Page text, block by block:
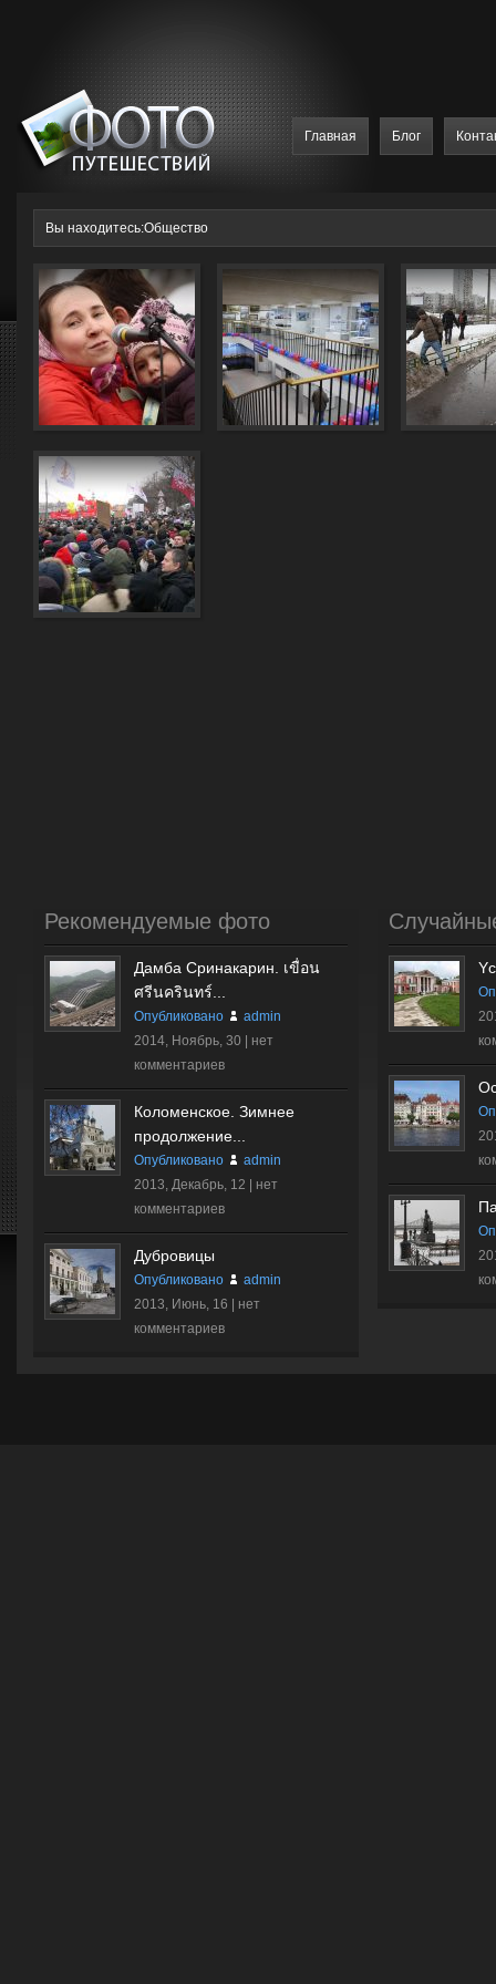
Главная Блог
Вы находитесь:Общество
Рекомендуемые фото
Дамба Сринакарин. เขื่อน
ศรีนครินทร์...
Опубликовано
admin
2014, Ноябрь, 30 | нет
комментариев
Коломенское. Зимнее
продолжение...
Опубликовано
admin
2013, Декабрь, 12 | нет
комментариев
Дубровицы
Опубликовано
admin
2013, Июнь, 16 | нет
комментариев